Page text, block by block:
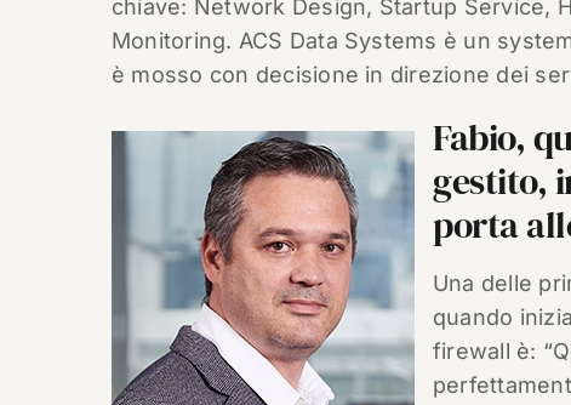
chiave: Network Design, Startup Service,
Monitoring. ACS Data Systems è un
è mosso con decisione in direzione dei
Fabio,
gestito,
porta
Una delle
quando
firewall è: